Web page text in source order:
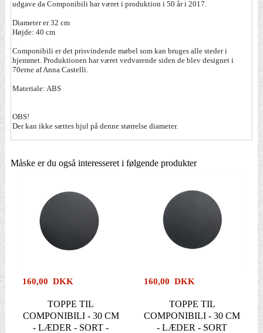
udgave da Componibili har været i produktion i 50 år i 2017.
Diameter er 32 cm
Højde: 40 cm
Componibili er det prisvindende møbel som kan bruges alle steder i
hjemmet. Produktionen har været vedvarende siden de blev designet i
70erne af Anna Castelli.
Materiale: ABS
OBS!
Der kan ikke sættes hjul på denne størrelse diameter.
Måske er du også interesseret i følgende produkter
160,00 DKK
TOPPE TIL
COMPONIBILI - 30 CM
- LÆDER - SORT -
160,00 DKK
TOPPE TIL
COMPONIBILI - 30 CM
- LÆDER - SORT